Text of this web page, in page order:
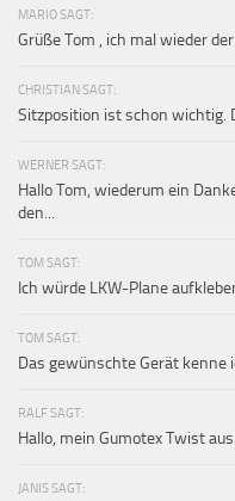
MARIO SAGT:
Grüße Tom , ich mal wieder
CHRISTIAN SAGT:
Sitzposition ist schon wichtig.
WERNER SAGT:
Hallo Tom, wiederum ein
den...
TOM SAGT:
Ich würde LKW-Plane
TOM SAGT:
Das gewünschte Gerät kenne
RALF SAGT:
Hallo, mein Gumotex Twist
JANIS SAGT: